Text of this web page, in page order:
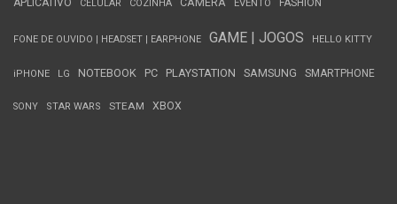
APLICATIVO CELULAR COZINHA CÂMERA EVENTO FASHION
FONE DE OUVIDO | HEADSET | EARPHONE GAME | JOGOS HELLO KITTY
iPHONE LG NOTEBOOK PC PLAYSTATION SAMSUNG SMARTPHONE
SONY STAR WARS STEAM XBOX